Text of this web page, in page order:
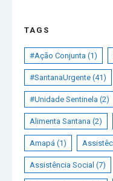
TAGS
#Ação Conjunta (1)
#SantanaUrgente (41)
#Unidade Sentinela (2)
Alimenta Santana (2)
Amapá (1)
Assistência Social (7)